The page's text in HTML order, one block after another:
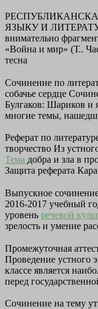
ЯЗЫКУ И
внимательно
«Война и мир» (Т..
тесна
Сочинение по
собачье сердце
Булгаков: Шариков и
многие темы,
Реферат по
творчество Из
Тема добра и зла в
Защита реферата
Выпускное сочинение
2016-2017 учебный
уровень речевой
зрелость и умение
Промежуточная
Проведение устного
классе является
перед
Сочинение на тему